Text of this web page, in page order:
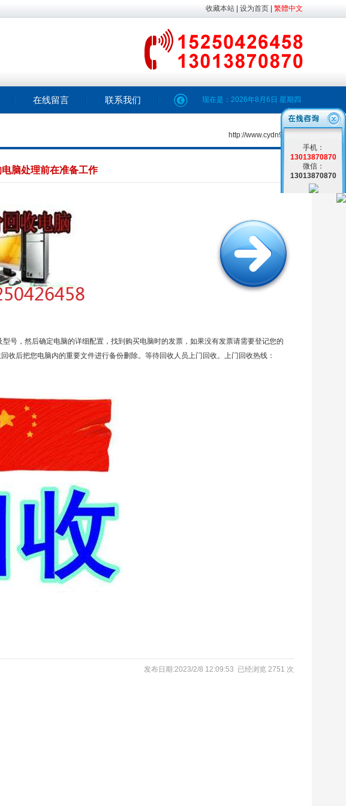
收藏本站 设为首页 繁體中文
在线留言 联系我们 现在是： 2026年8月6日 星期四
http://www.cydn98.com
脑处理前在准备工作
号，然后确定电脑的详细配置，找到购买电脑时的发票，如果没有发票请需要登记您的
后把您电脑内的重要文件进行备份删除。等待回收人员上门回收。上门回收热线：
发布日期:2023/2/8 12:09:53 已经浏览 2751 次
手机：
13013870870
微信：
13013870870